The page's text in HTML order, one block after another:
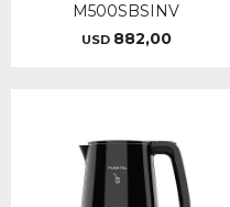
M500SBSINV
USD 882,00